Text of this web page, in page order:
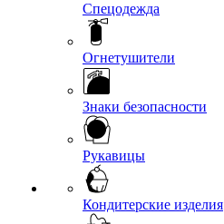
Спецодежда
Огнетушители
Знаки безопасности
Рукавицы
Кондитерские изделия